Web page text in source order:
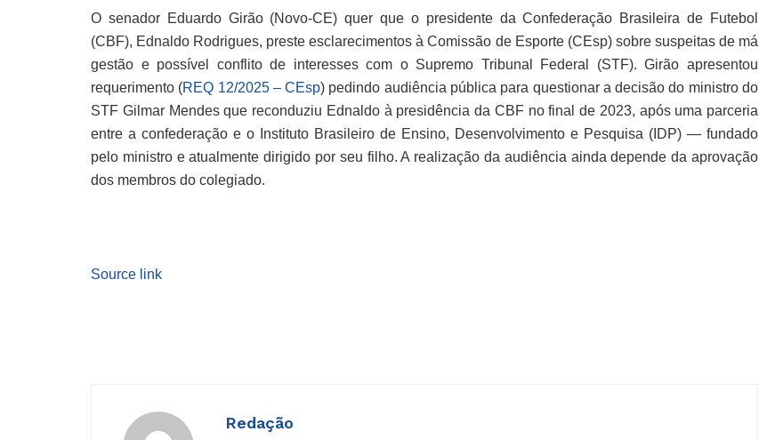
O senador Eduardo Girão (Novo-CE) quer que o presidente da Confederação Brasileira de Futebol
(CBF), Ednaldo Rodrigues, preste esclarecimentos à Comissão de Esporte (CEsp) sobre suspeitas de má
gestão e possível conflito de interesses com o Supremo Tribunal Federal (STF). Girão apresentou
requerimento (REQ 12/2025 – CEsp) pedindo audiência pública para questionar a decisão do ministro do
STF Gilmar Mendes que reconduziu Ednaldo à presidência da CBF no final de 2023, após uma parceria
entre a confederação e o Instituto Brasileiro de Ensino, Desenvolvimento e Pesquisa (IDP) — fundado
pelo ministro e atualmente dirigido por seu filho. A realização da audiência ainda depende da aprovação
dos membros do colegiado.
Source link
Redação